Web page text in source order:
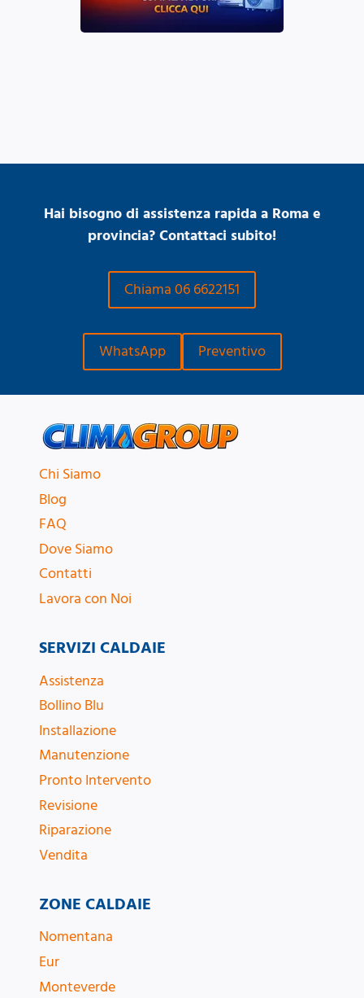
Hai bisogno di assistenza rapida a Roma e
provincia? Contattaci subito!
Chiama 06 6622151
WhatsApp Preventivo
Chi Siamo
Blog
FAQ
Dove Siamo
Contatti
Lavora con Noi
SERVIZI CALDAIE
Assistenza
Bollino Blu
Installazione
Manutenzione
Pronto Intervento
Revisione
Riparazione
Vendita
ZONE CALDAIE
Nomentana
Eur
Monteverde